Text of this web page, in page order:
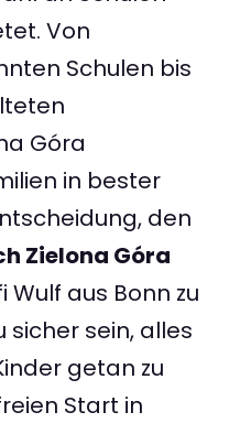
Von
Schulen bis
Góra
in bester
den
Zielona Góra
aus Bonn zu
sicher sein, alles
getan zu
Start in